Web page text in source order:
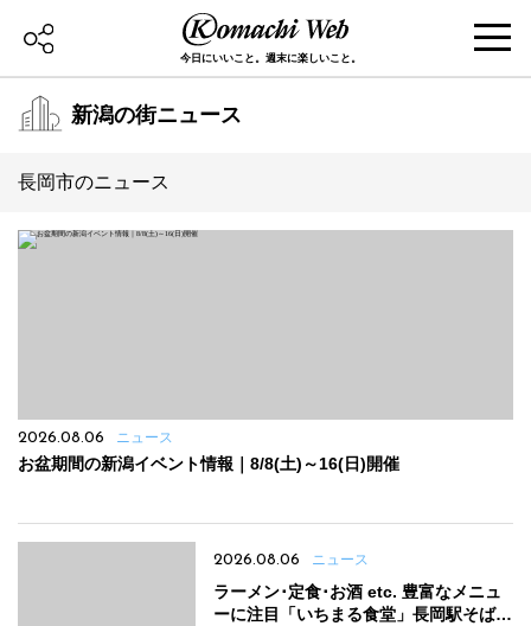
今日にいいこと。週末に楽しいこと。
新潟の街ニュース
長岡市のニュース
2026.08.06 ニュース
お盆期間の新潟イベント情報｜8/8(土)～16(日)開催
2026.08.06 ニュース
ラーメン･定食･お酒 etc. 豊富なメニュ
ーに注目「いちまる食堂」長岡駅そばに